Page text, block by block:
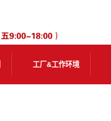
工厂&工作环境